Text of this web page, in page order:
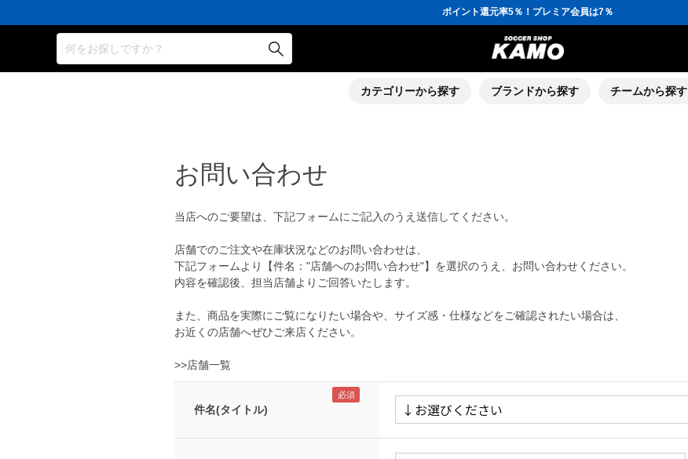
ポイント還元率5％！プレミア会員は7％
会員の方にはお誕生月に「10％OFFクーポン」プレゼント！
16,000円(税込)以上でシューズケースプレゼント！
3,300円(税込)以上で送料無料！
ポイント還元率5％！プレミア会員は7％
会員の方にはお誕生月に「10％OFFクーポン」プレゼント！
何をお探しですか？
カテゴリーから探す ブランドから探す チームから探す
お問い合わせ
当店へのご要望は、下記フォームにご記入のうえ送信してください。
店舗でのご注文や在庫状況などのお問い合わせは、
下記フォームより【件名："店舗へのお問い合わせ"】を選択のうえ、お問い合わせください。
内容を確認後、担当店舗よりご回答いたします。
また、商品を実際にご覧になりたい場合や、サイズ感・仕様などをご確認されたい場合は、
お近くの店舗へぜひご来店ください。
>>店舗一覧
件名(タイトル)